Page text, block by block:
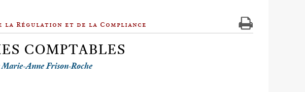
Régulation et de la Compliance
COMPTABLES
Anne Frison-Roche